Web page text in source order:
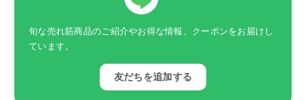
旬な売れ筋商品のご紹介やお得な情報、クーポンをお届けし
ています。
友だちを追加する